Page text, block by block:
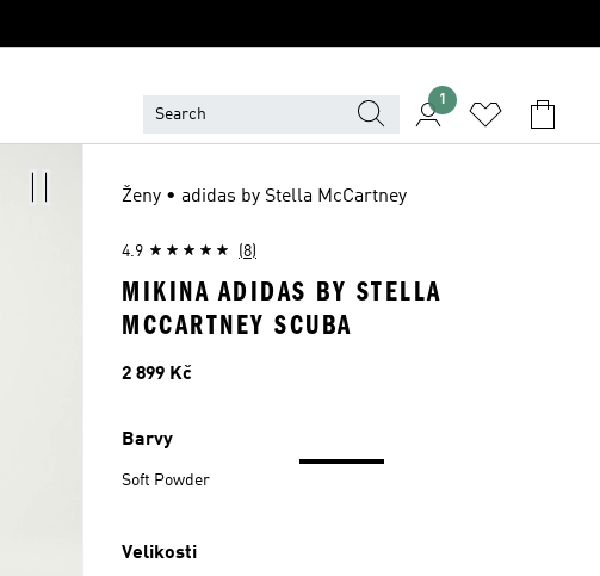
1
Ženy • adidas by Stella McCartney
4.9 (8)
MIKINA ADIDAS BY STELLA
MCCARTNEY SCUBA
Cena
2 899 Kč
Barvy
Soft Powder
Velikosti